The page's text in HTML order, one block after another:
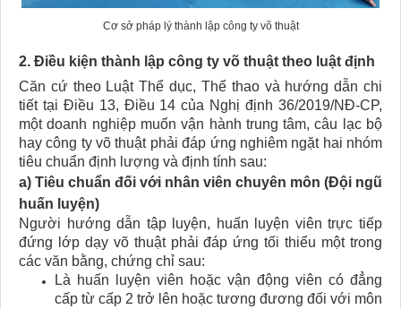
Cơ sở pháp lý thành lập công ty võ thuật​
2. Điều kiện thành lập công ty võ thuật​ theo luật định
Căn cứ theo Luật Thể dục, Thể thao và hướng dẫn chi
tiết tại Điều 13, Điều 14 của Nghị định 36/2019/NĐ-CP,
một doanh nghiệp muốn vận hành trung tâm, câu lạc bộ
hay công ty võ thuật phải đáp ứng nghiêm ngặt hai nhóm
tiêu chuẩn định lượng và định tính sau:
a) Tiêu chuẩn đối với nhân viên chuyên môn (Đội ngũ
huấn luyện)
Người hướng dẫn tập luyện, huấn luyện viên trực tiếp
đứng lớp dạy võ thuật phải đáp ứng tối thiểu một trong
các văn bằng, chứng chỉ sau:
Là huấn luyện viên hoặc vận động viên có đẳng
cấp từ cấp 2 trở lên hoặc tương đương đối với môn